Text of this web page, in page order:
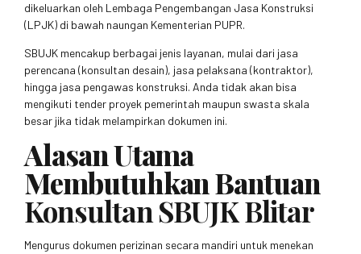
dikeluarkan oleh Lembaga Pengembangan Jasa Konstruksi
(LPJK) di bawah naungan Kementerian PUPR.
SBUJK mencakup berbagai jenis layanan, mulai dari jasa
perencana (konsultan desain), jasa pelaksana (kontraktor),
hingga jasa pengawas konstruksi. Anda tidak akan bisa
mengikuti tender proyek pemerintah maupun swasta skala
besar jika tidak melampirkan dokumen ini.
Alasan Utama
Membutuhkan Bantuan
Konsultan SBUJK Blitar
Mengurus dokumen perizinan secara mandiri untuk menekan